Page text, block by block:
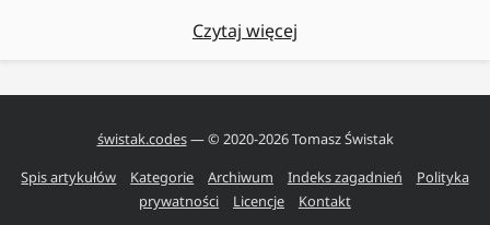
Czytaj więcej
świstak.codes— © 2020-2026Tomasz Świstak
Spis artykułów
Kategorie Archiwum Indeks zagadnień
Polityka
prywatności
Licencje Kontakt